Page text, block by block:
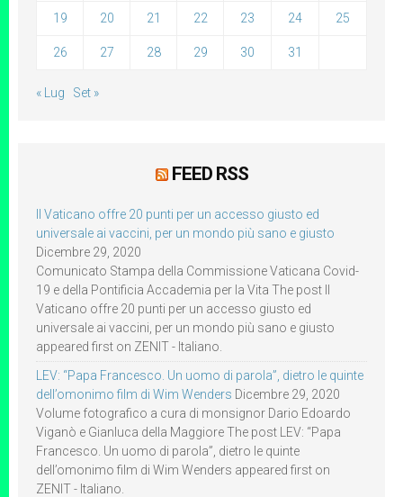
19 20 21 22 23 24 25
26 27 28 29 30 31
« Lug Set »
FEED RSS
Il Vaticano offre 20 punti per un accesso giusto ed
universale ai vaccini, per un mondo più sano e giusto
Dicembre 29, 2020
Comunicato Stampa della Commissione Vaticana Covid-
19 e della Pontificia Accademia per la Vita The post Il
Vaticano offre 20 punti per un accesso giusto ed
universale ai vaccini, per un mondo più sano e giusto
appeared first on ZENIT - Italiano.
LEV: “Papa Francesco. Un uomo di parola”, dietro le quinte
dell’omonimo film di Wim Wenders Dicembre 29, 2020
Volume fotografico a cura di monsignor Dario Edoardo
Viganò e Gianluca della Maggiore The post LEV: “Papa
Francesco. Un uomo di parola”, dietro le quinte
dell’omonimo film di Wim Wenders appeared first on
ZENIT - Italiano.